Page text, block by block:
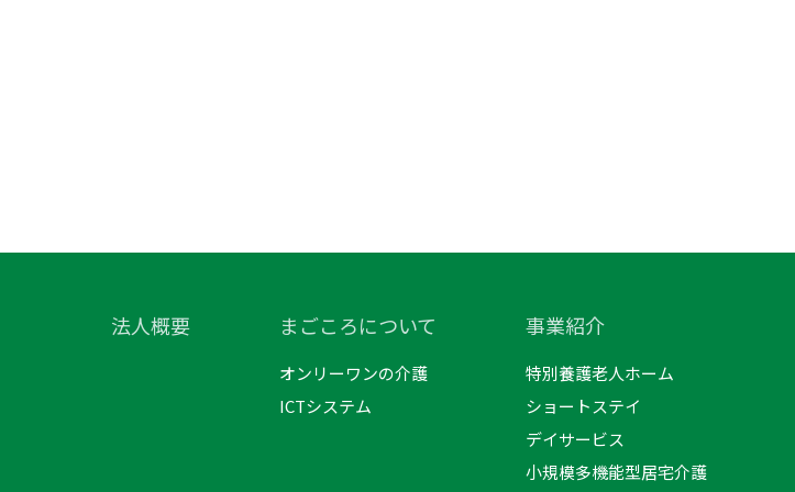
法人概要 まごころについて
オンリーワンの介護
ICTシステム
事業紹介
特別養護老人ホーム
ショートステイ
デイサービス
小規模多機能型居宅介護